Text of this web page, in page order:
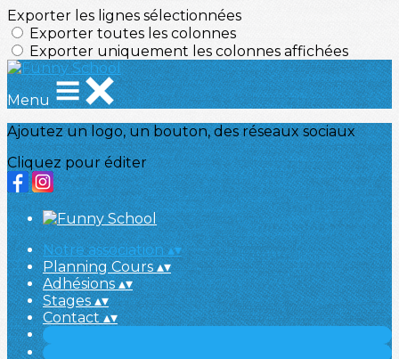
Exporter les lignes sélectionnées
Exporter toutes les colonnes
Exporter uniquement les colonnes affichées
Menu
Ajoutez un logo, un bouton, des réseaux sociaux
Cliquez pour éditer
Notre association▴▾
Planning Cours▴▾
Adhésions▴▾
Stages▴▾
Contact▴▾